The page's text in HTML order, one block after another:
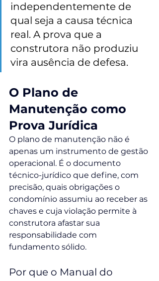
independentemente de
qual seja a causa técnica
real. A prova que a
construtora não produziu
vira ausência de defesa.
O Plano de
Manutenção como
Prova Jurídica
O plano de manutenção não é
apenas um instrumento de gestão
operacional. É o documento
técnico-jurídico que define, com
precisão, quais obrigações o
condomínio assumiu ao receber as
chaves e cuja violação permite à
construtora afastar sua
responsabilidade com
fundamento sólido.
Por que o Manual do